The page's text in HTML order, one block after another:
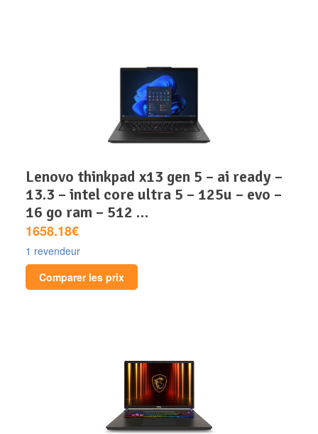
lenovo thinkpad x13 gen 5 – ai ready –
13.3 – intel core ultra 5 – 125u – evo –
16 go ram – 512 …
1658.18€
1 revendeur
Comparer les prix